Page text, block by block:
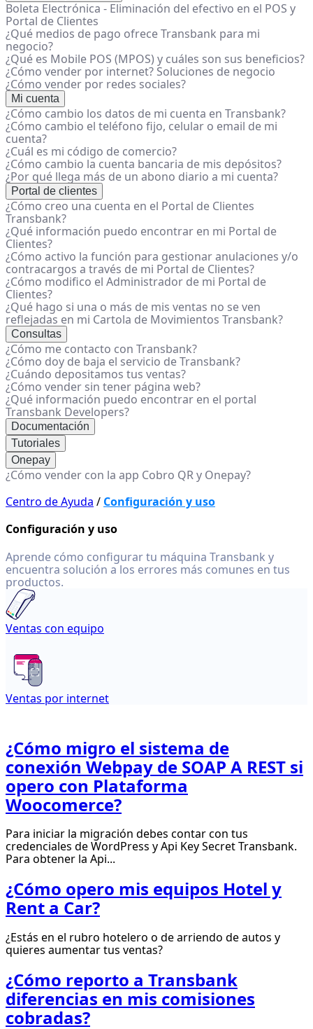
Boleta Electrónica - Eliminación del efectivo en el POS y
Portal de Clientes
¿Qué medios de pago ofrece Transbank para mi
negocio?
¿Qué es Mobile POS (MPOS) y cuáles son sus beneficios?
¿Cómo vender por internet? Soluciones de negocio
¿Cómo vender por redes sociales?
Mi cuenta
¿Cómo cambio los datos de mi cuenta en Transbank?
¿Cómo cambio el teléfono fijo, celular o email de mi
cuenta?
¿Cuál es mi código de comercio?
¿Cómo cambio la cuenta bancaria de mis depósitos?
¿Por qué llega más de un abono diario a mi cuenta?
Portal de clientes
¿Cómo creo una cuenta en el Portal de Clientes
Transbank?
¿Qué información puedo encontrar en mi Portal de
Clientes?
¿Cómo activo la función para gestionar anulaciones y/o
contracargos a través de mi Portal de Clientes?
¿Cómo modifico el Administrador de mi Portal de
Clientes?
¿Qué hago si una o más de mis ventas no se ven
reflejadas en mi Cartola de Movimientos Transbank?
Consultas
¿Cómo me contacto con Transbank?
¿Cómo doy de baja el servicio de Transbank?
¿Cuándo depositamos tus ventas?
¿Cómo vender sin tener página web?
¿Qué información puedo encontrar en el portal
Transbank Developers?
Documentación
Tutoriales
Onepay
¿Cómo vender con la app Cobro QR y Onepay?
Centro de Ayuda / Configuración y uso
Configuración y uso
Aprende cómo configurar tu máquina Transbank y
encuentra solución a los errores más comunes en tus
productos.
Ventas con equipo
Ventas por internet
¿Cómo migro el sistema de
conexión Webpay de SOAP A REST si
opero con Plataforma
Woocomerce?
Para iniciar la migración debes contar con tus
credenciales de WordPress y Api Key Secret Transbank.
Para obtener la Api...
¿Cómo opero mis equipos Hotel y
Rent a Car?
¿Estás en el rubro hotelero o de arriendo de autos y
quieres aumentar tus ventas?
¿Cómo reporto a Transbank
diferencias en mis comisiones
cobradas?